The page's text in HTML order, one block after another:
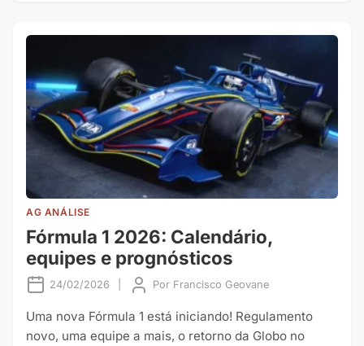
AG ANÁLISE
Fórmula 1 2026: Calendário,
equipes e prognósticos
24/02/2026 Por Francisco Geovane
Uma nova Fórmula 1 está iniciando! Regulamento
novo, uma equipe a mais, o retorno da Globo no